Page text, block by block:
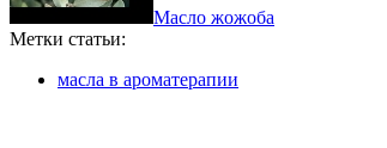
Масло жожоба
Метки статьи:
масла в ароматерапии